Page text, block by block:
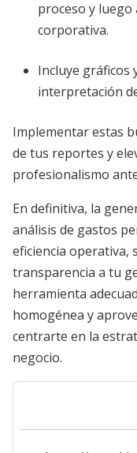
proceso y
corporativa.
Incluye gráficos
interpretación
Implementar estas
de tus reportes y
profesionalismo
En definitiva, la
análisis de gastos
eficiencia operativa,
transparencia a tu
herramienta
homogénea y
centrarte en la
negocio.